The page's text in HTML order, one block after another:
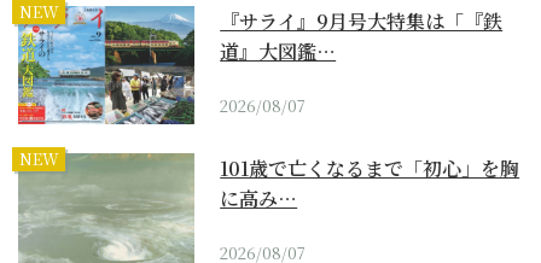
NEW
『サライ』9月号大特集は「『鉄
道』大図鑑…
2026/08/07
NEW
101歳で亡くなるまで「初心」を胸
に高み…
2026/08/07